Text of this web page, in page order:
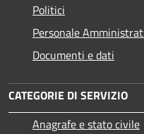
Politici
Personale
Documenti e dati
CATEGORIE DI SERVIZIO
Anagrafe e stato civile